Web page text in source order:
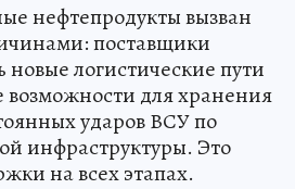
нефтепродукты вызван
поставщики
логистические пути
для хранения
ударов ВСУ по
инфраструктуры. Это
на всех этапах.